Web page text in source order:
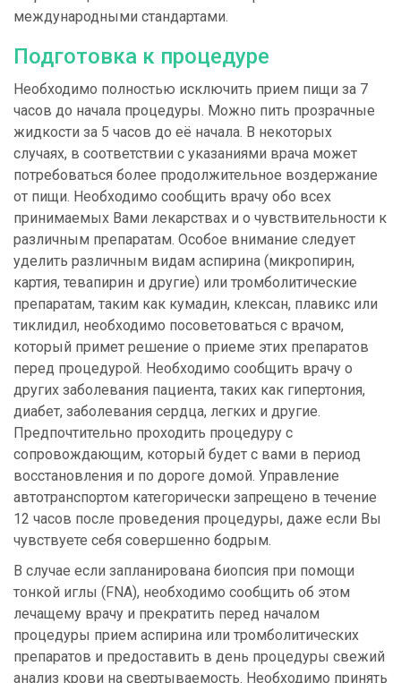
международными стандартами.
Подготовка к процедуре
Необходимо полностью исключить прием пищи за 7
часов до начала процедуры. Можно пить прозрачные
жидкости за 5 часов до её начала. В некоторых
случаях, в соответствии с указаниями врача может
потребоваться более продолжительное воздержание
от пищи. Необходимо сообщить врачу обо всех
принимаемых Вами лекарствах и о чувствительности к
различным препаратам. Особое внимание следует
уделить различным видам аспирина (микропирин,
картия, тевапирин и другие) или тромболитические
препаратам, таким как кумадин, клексан, плавикс или
тиклидил, необходимо посоветоваться с врачом,
который примет решение о приеме этих препаратов
перед процедурой. Необходимо сообщить врачу о
других заболевания пациента, таких как гипертония,
диабет, заболевания сердца, легких и другие.
Предпочтительно проходить процедуру с
сопровождающим, который будет с вами в период
восстановления и по дороге домой. Управление
автотранспортом категорически запрещено в течение
12 часов после проведения процедуры, даже если Вы
чувствуете себя совершенно бодрым.
В случае если запланирована биопсия при помощи
тонкой иглы (FNA), необходимо сообщить об этом
лечащему врачу и прекратить перед началом
процедуры прием аспирина или тромболитических
препаратов и предоставить в день процедуры свежий
анализ крови на свертываемость. Необходимо принять